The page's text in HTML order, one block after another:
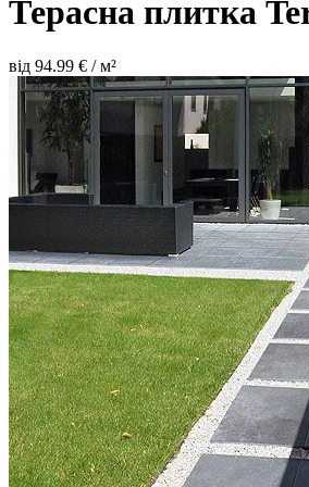
Терасна плитка
від 94.99 € / м²